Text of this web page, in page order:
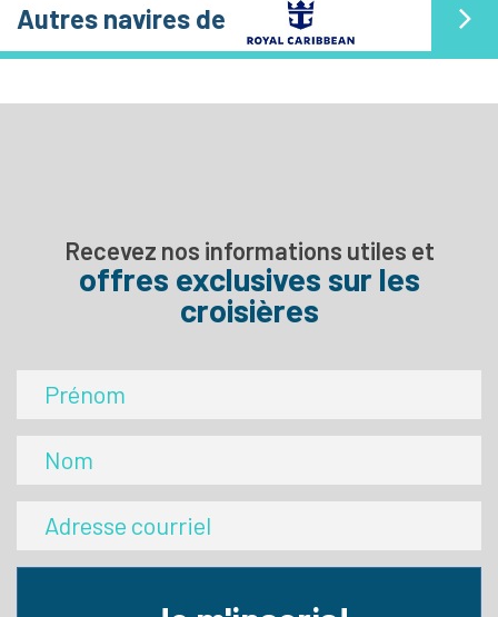
Autres navires de
Recevez nos informations utiles et
offres exclusives sur les
croisières